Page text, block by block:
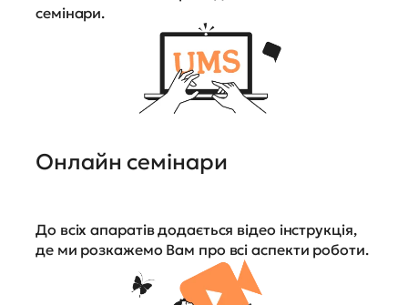
семінари.
Онлайн семінари
До всіх апаратів додається відео інструкція,
де ми розкажемо Вам про всі аспекти роботи.